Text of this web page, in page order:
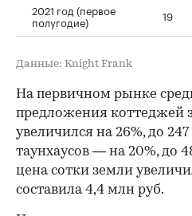
2021 год (первое
полугодие) 19
Данные: Knight Frank
На первичном рынке
предложения коттеджей
увеличился на 26%, до
таунхаусов — на 20%, до
цена сотки земли
составила 4,4 млн руб.